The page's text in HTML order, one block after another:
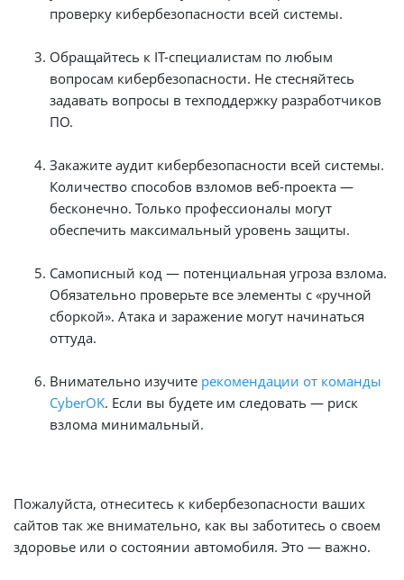
проверку кибербезопасности всей системы.
Обращайтесь к IT-специалистам по любым
вопросам кибербезопасности. Не стесняйтесь
задавать вопросы в техподдержку разработчиков
ПО.
Закажите аудит кибербезопасности всей системы.
Количество способов взломов веб-проекта —
бесконечно. Только профессионалы могут
обеспечить максимальный уровень защиты.
Самописный код — потенциальная угроза взлома.
Обязательно проверьте все элементы с «ручной
сборкой». Атака и заражение могут начинаться
оттуда.
Внимательно изучите рекомендации от команды
CyberOK. Если вы будете им следовать — риск
взлома минимальный.
Пожалуйста, отнеситесь к кибербезопасности ваших
сайтов так же внимательно, как вы заботитесь о своем
здоровье или о состоянии автомобиля. Это — важно.